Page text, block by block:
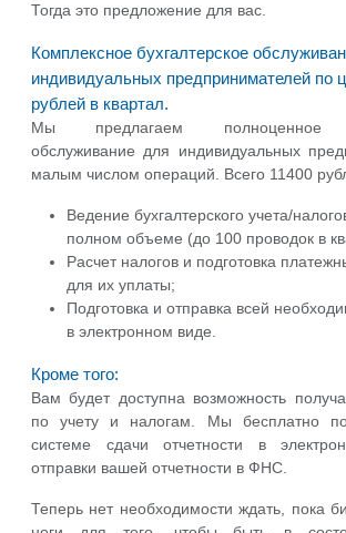
Тогда это предложение для вас.
Комплексное бухгалтерское
индивидуальных предпринимателей по
рублей в квартал.
Мы предлагаем полноценное
обслуживание для индивидуальных
малым числом операций. Всего 11400
Ведение бухгалтерского учета/
полном объеме (до 100 проводок в
Расчет налогов и подготовка
для их уплаты;
Подготовка и отправка всей
в электронном виде.
Кроме того:
Вам будет доступна возможность
по учету и налогам. Мы бесплатно
системе сдачи отчетности в
отправки вашей отчетности в ФНС.
Теперь нет необходимости ждать, пока